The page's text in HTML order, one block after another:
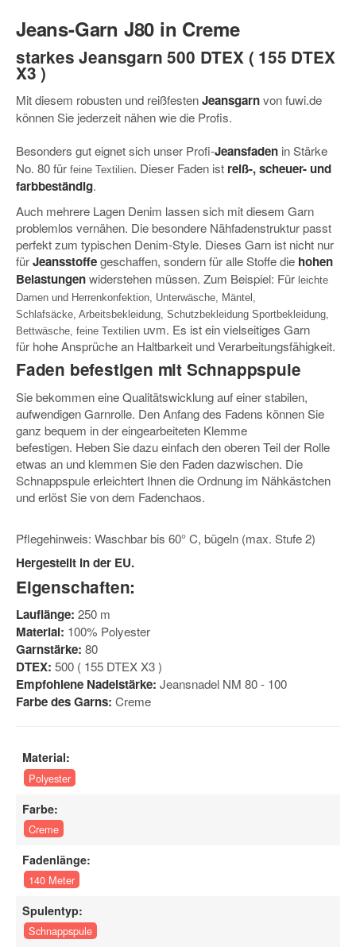
Jeans-Garn J80 in Creme
starkes Jeansgarn 500 DTEX ( 155 DTEX
X3 )
Mit diesem robusten und reißfestenJeansgarnvon fuwi.de
können Sie jederzeit nähen wie die Profis.
Besonders gut eignet sich unser Profi-Jeansfaden in Stärke
No. 80 für feine Textilien. Dieser Faden ist reiß-, scheuer- und
farbbeständig.
Auch mehrere Lagen Denim lassen sich mit diesem Garn
problemlos vernähen. Die besondere Nähfadenstruktur passt
perfekt zum typischen Denim-Style. Dieses Garn ist nicht nur
fürJeansstoffegeschaffen, sondern für alle Stoffe die hohen
Belastungenwiderstehen müssen. Zum Beispiel: Für leichte
Damen und Herrenkonfektion, Unterwäsche, Mäntel,
Schlafsäcke, Arbeitsbekleidung, Schutzbekleidung Sportbekleidung,
Bettwäsche, feine Textilien uvm. Es ist ein vielseitiges Garn
für hohe Ansprüche an Haltbarkeit und Verarbeitungsfähigkeit.
Faden befestigen mit Schnappspule
Sie bekommen eine Qualitätswicklung auf einer stabilen,
aufwendigen Garnrolle. Den Anfang des Fadens können Sie
ganz bequem in der eingearbeiteten Klemme
befestigen. Heben Sie dazu einfach den oberen Teil der Rolle
etwas an und klemmen Sie den Faden dazwischen. Die
Schnappspule erleichtert Ihnen die Ordnung im Nähkästchen
und erlöst Sie von dem Fadenchaos.
Pflegehinweis: Waschbar bis 60° C, bügeln (max. Stufe 2)
Hergestellt in der EU.
Eigenschaften:
Lauflänge: 250 m
Material: 100% Polyester
Garnstärke: 80
DTEX: 500 ( 155 DTEX X3 )
Empfohlene Nadelstärke: Jeansnadel NM 80 - 100
Farbe des Garns: Creme
Material:
Polyester
Farbe:
Creme
Fadenlänge:
140 Meter
Spulentyp:
Schnappspule